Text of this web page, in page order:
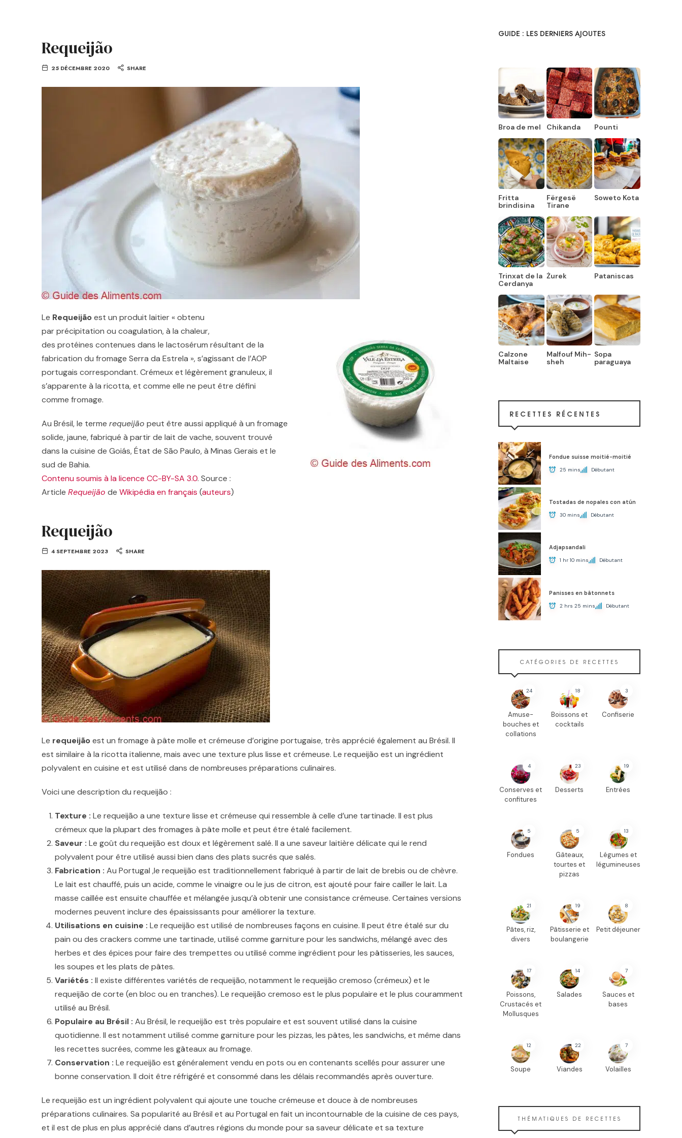
Requeijão
25 DÉCEMBRE 2020 SHARE
Le Requeijãoest un produit laitier« obtenu
par précipitation ou coagulation, à la chaleur,
des protéines contenues dans le lactosérum résultant de la
fabrication du fromage Serra da Estrela », s’agissant de l’AOP
portugais correspondant. Crémeux et légèrement granuleux, il
s’apparente à la ricotta, et comme elle ne peut être défini
comme fromage.
Au Brésil, le terme requeijão peut être aussi appliqué à un fromage
solide, jaune, fabriqué à partir de lait de vache, souvent trouvé
dans la cuisine de Goiás, État de São Paulo, à Minas Gerais et le
sud de Bahia.
Contenu soumis à la licence CC-BY-SA 3.0. Source :
Article Requeijão de Wikipédia en français (auteurs)
Requeijão
4 SEPTEMBRE 2023 SHARE
Le requeijãoest un fromage à pâte molle et crémeuse d’origine portugaise, très apprécié également au Brésil. Il
est similaire à la ricotta italienne, mais avec une texture plus lisse et crémeuse. Le requeijão est un ingrédient
polyvalent en cuisine et est utilisé dans de nombreuses préparations culinaires.
Voici une description du requeijão :
Texture : Le requeijão a une texture lisse et crémeuse qui ressemble à celle d’une tartinade. Il est plus
crémeux que la plupart des fromages à pâte molle et peut être étalé facilement.
Saveur : Le goût du requeijão est doux et légèrement salé. Il a une saveur laitière délicate qui le rend
polyvalent pour être utilisé aussi bien dans des plats sucrés que salés.
Fabrication : Au Portugal ,le requeijão est traditionnellement fabriqué à partir de lait de brebis ou de chèvre.
Le lait est chauffé, puis un acide, comme le vinaigre ou le jus de citron, est ajouté pour faire cailler le lait. La
masse caillée est ensuite chauffée et mélangée jusqu’à obtenir une consistance crémeuse. Certaines versions
modernes peuvent inclure des épaississants pour améliorer la texture.
Utilisations en cuisine : Le requeijão est utilisé de nombreuses façons en cuisine. Il peut être étalé sur du
pain ou des crackers comme une tartinade, utilisé comme garniture pour les sandwichs, mélangé avec des
herbes et des épices pour faire des trempettes ou utilisé comme ingrédient pour les pâtisseries, les sauces,
les soupes et les plats de pâtes.
Variétés : Il existe différentes variétés de requeijão, notamment le requeijão cremoso (crémeux) et le
requeijão de corte (en bloc ou en tranches). Le requeijão cremoso est le plus populaire et le plus couramment
utilisé au Brésil.
Populaire au Brésil : Au Brésil, le requeijão est très populaire et est souvent utilisé dans la cuisine
quotidienne. Il est notamment utilisé comme garniture pour les pizzas, les pâtes, les sandwichs, et même dans
les recettes sucrées, comme les gâteaux au fromage.
Conservation : Le requeijão est généralement vendu en pots ou en contenants scellés pour assurer une
bonne conservation. Il doit être réfrigéré et consommé dans les délais recommandés après ouverture.
Le requeijão est un ingrédient polyvalent qui ajoute une touche crémeuse et douce à de nombreuses
préparations culinaires. Sa popularité au Brésil et au Portugal en fait un incontournable de la cuisine de ces pays,
et il est de plus en plus apprécié dans d’autres régions du monde pour sa saveur délicate et sa texture
GUIDE : LES DERNIERS AJOUTES
Broa de mel Chikanda Pounti
Fritta
brindisina
Fërgesë
Tirane
Soweto Kota
Trinxat de la
Cerdanya
Żurek Pataniscas
Calzone
Maltaise
Malfouf Mih-
sheh
Sopa
paraguaya
RECETTES RÉCENTES
Fondue suisse moitié-moitié
25 mins Débutant
Tostadas de nopales con atún
30 mins Débutant
Adjapsandali
1 hr 10 mins Débutant
Panisses en bâtonnets
2 hrs 25 mins Débutant
CATÉGORIES DE RECETTES
24
Amuse-
bouches et
collations
18
Boissons et
cocktails
3
Confiserie
4
Conserves et
confitures
23
Desserts
19
Entrées
5
Fondues
5
Gâteaux,
tourtes et
pizzas
13
Légumes et
légumineuses
21
Pâtes, riz,
divers
19
Pâtisserie et
boulangerie
8
Petit déjeuner
17
Poissons,
Crustacés et
Mollusques
14
Salades
7
Sauces et
bases
12
Soupe
22
Viandes
7
Volailles
THÉMATIQUES DE RECETTES